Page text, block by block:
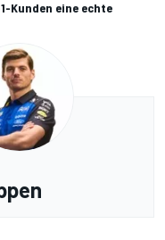
Kunden eine echte